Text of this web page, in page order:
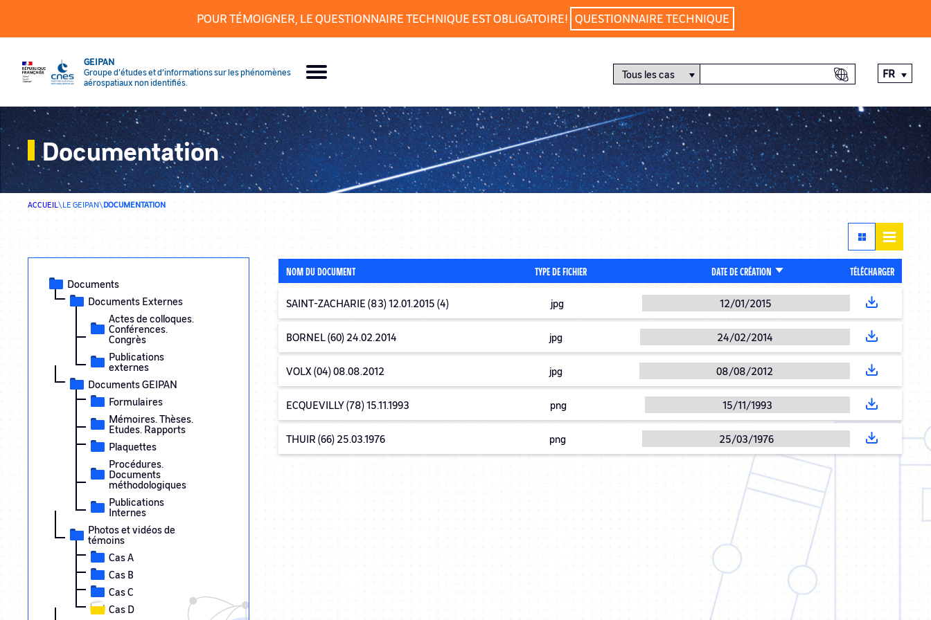
POUR TÉMOIGNER, LE QUESTIONNAIRE TECHNIQUE EST OBLIGATOIRE! QUESTIONNAIRE TECHNIQUE
GEIPAN
Groupe d’études et d’informations sur les phénomènes
aérospatiaux non identifiés.
FR
Documentation
ACCUEIL\LE GEIPAN\DOCUMENTATION
Documents
Documents Externes
Actes de colloques.
Conférences.
Congrès
Publications
externes
Documents GEIPAN
Formulaires
Mémoires. Thèses.
Etudes. Rapports
Plaquettes
Procédures.
Documents
méthodologiques
Publications
Internes
Photos et vidéos de
témoins
Cas A
Cas B
Cas C
Cas D
NOM DU DOCUMENT TYPE DE FICHIER DATE DE CRÉATION TRIER
PAR
ORDRE
CROISSANT
TÉLÉCHARGER
SAINT-ZACHARIE (83) 12.01.2015 (4) jpg 12/01/2015
BORNEL (60) 24.02.2014 jpg 24/02/2014
VOLX (04) 08.08.2012 jpg 08/08/2012
ECQUEVILLY (78) 15.11.1993 png 15/11/1993
THUIR (66) 25.03.1976 png 25/03/1976